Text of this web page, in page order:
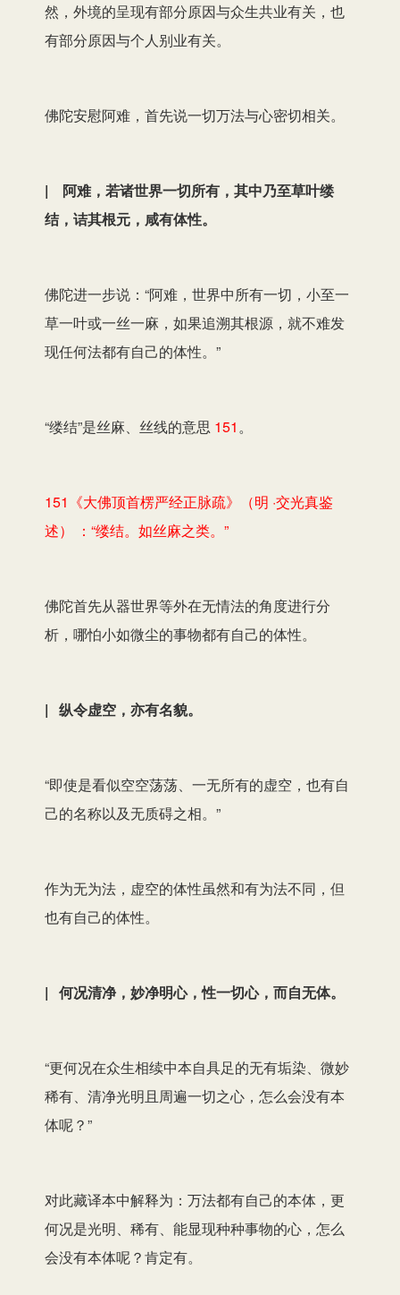
然，外境的呈现有部分原因与众生共业有关，也
有部分原因与个人别业有关。
佛陀安慰阿难，首先说一切万法与心密切相关。
| 阿难，若诸世界一切所有，其中乃至草叶缕
结，诘其根元，咸有体性。
佛陀进一步说：“阿难，世界中所有一切，小至一
草一叶或一丝一麻，如果追溯其根源，就不难发
现任何法都有自己的体性。”
“缕结”是丝麻、丝线的意思 151。
151《大佛顶首楞严经正脉疏》（明 ·交光真鉴
述） ：“缕结。如丝麻之类。”
佛陀首先从器世界等外在无情法的角度进行分
析，哪怕小如微尘的事物都有自己的体性。
| 纵令虚空，亦有名貌。
“即使是看似空空荡荡、一无所有的虚空，也有自
己的名称以及无质碍之相。”
作为无为法，虚空的体性虽然和有为法不同，但
也有自己的体性。
| 何况清净，妙净明心，性一切心，而自无体。
“更何况在众生相续中本自具足的无有垢染、微妙
稀有、清净光明且周遍一切之心，怎么会没有本
体呢？”
对此藏译本中解释为：万法都有自己的本体，更
何况是光明、稀有、能显现种种事物的心，怎么
会没有本体呢？肯定有。